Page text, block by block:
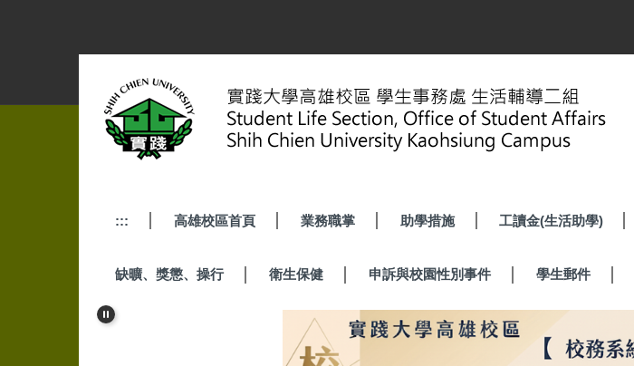
容
::: 高雄校區首頁 業務職掌 助學措施 工讀金(生活助學)
缺曠、獎懲、操行 衛生保健 申訴與校園性別事件 學生郵件